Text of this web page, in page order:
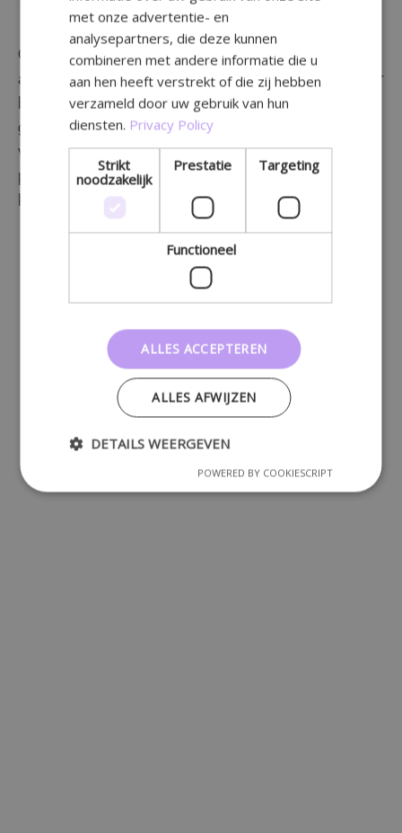
Contentmarketing maakt je adviesfunctie als
apotheker nog duidelijker. Mensen zijn op zoek naar
betrouwbare informatiebronnen over
gezondheidsthema’s.Met goede content kan je
voldoen aan deze behoefte, om zo nieuwe
patiënten naar je website te trekken en bestaande
klanten te binden.
met onze advertentie- en
analysepartners, die deze kunnen
combineren met andere informatie die u
aan hen heeft verstrekt of die zij hebben
verzameld door uw gebruik van hun
diensten. Privacy Policy
Strikt
noodzakelijk
Prestatie Targeting
Functioneel
ALLES ACCEPTEREN
ALLES AFWIJZEN
DETAILS WEERGEVEN
POWERED BY COOKIESCRIPT